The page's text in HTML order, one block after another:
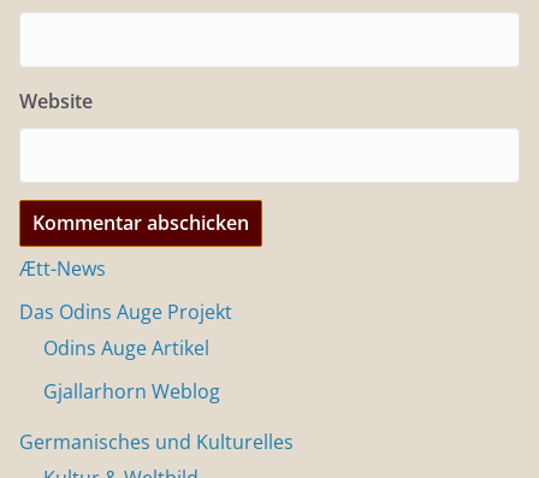
Website
Ætt-News
Das Odins Auge Projekt
Odins Auge Artikel
Gjallarhorn Weblog
Germanisches und Kulturelles